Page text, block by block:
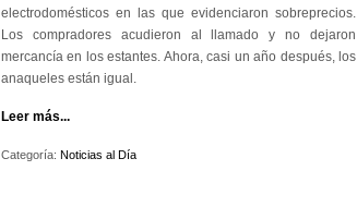
electrodomésticos en las que evidenciaron sobreprecios.
Los compradores acudieron al llamado y no dejaron
mercancía en los estantes. Ahora, casi un año después, los
anaqueles están igual.
Leer más...
Categoría: Noticias al Día